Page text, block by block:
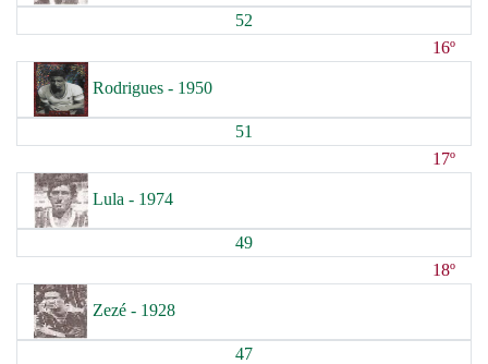
52
16º
Rodrigues - 1950
51
17º
Lula - 1974
49
18º
Zezé - 1928
47